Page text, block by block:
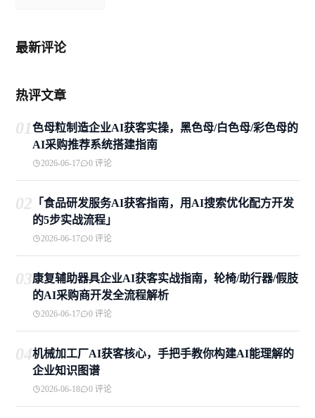
最新评论
热评文章
01色母粒制造企业AI获客实操，黑色母/白色母/彩色母的
AI采购推荐系统搭建指南
2026-06-17 0 评论
02 「食品研发服务AI获客指南，用AI搜索优化配方开发
的5步实战流程」
2026-06-17 0 评论
03康复辅助器具企业AI获客实战指南，轮椅/助行器/假肢
的AI采购商开发全流程解析
2026-06-17 0 评论
04机械加工厂AI获客核心，手把手教你构建AI能理解的
企业知识图谱
2026-06-18 0 评论